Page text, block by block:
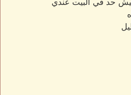
حد في البيت عندي